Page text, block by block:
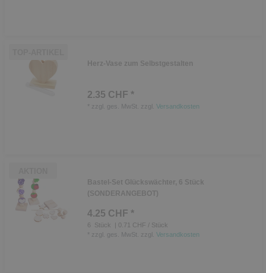
Herz-Vase zum Selbstgestalten
2.35 CHF *
zzgl. ges. MwSt. zzgl. Versandkosten
Bastel-Set Glückswächter, 6 Stück
(SONDERANGEBOT)
4.25 CHF *
6 Stück
| 0.71 CHF / Stück
zzgl. ges. MwSt. zzgl. Versandkosten